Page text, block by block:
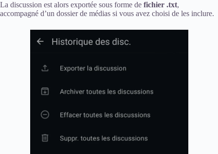
La discussion est alors exportée sous forme de fichier .txt,
accompagné d’un dossier de médias si vous avez choisi de les inclure.